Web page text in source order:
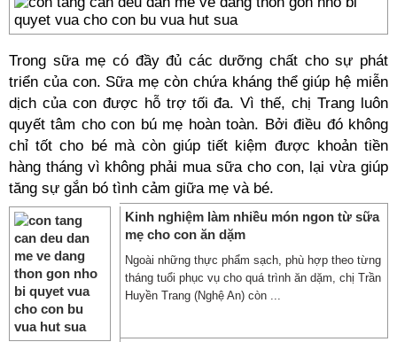
Trong sữa mẹ có đầy đủ các dưỡng chất cho sự phát
triển của con. Sữa mẹ còn chứa kháng thể giúp hệ miễn
dịch của con được hỗ trợ tối đa. Vì thế, chị Trang luôn
quyết tâm cho con bú mẹ hoàn toàn. Bởi điều đó không
chỉ tốt cho bé mà còn giúp tiết kiệm được khoản tiền
hàng tháng vì không phải mua sữa cho con, lại vừa giúp
tăng sự gắn bó tình cảm giữa mẹ và bé.
Kinh nghiệm làm nhiều món ngon từ sữa
mẹ cho con ăn dặm
Ngoài những thực phẩm sạch, phù hợp theo từng
tháng tuổi phục vụ cho quá trình ăn dặm, chị Trần
Huyền Trang (Nghệ An) còn ...